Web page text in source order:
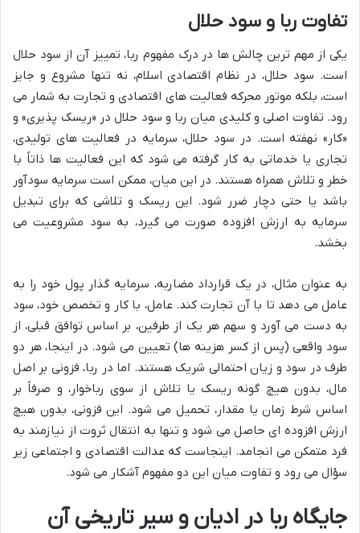
تفاوت ربا و سود حلال
یکی از مهم ترین چالش ها در درک مفهوم ربا، تمییز آن از سود حلال
است. سود حلال، در نظام اقتصادی اسلام، نه تنها مشروع و جایز
است، بلکه موتور محرکه فعالیت های اقتصادی و تجارت به شمار می
رود. تفاوت اصلی و کلیدی میان ربا و سود حلال در «ریسک پذیری» و
«کار» نهفته است. در سود حلال، سرمایه در فعالیت های تولیدی،
تجاری یا خدماتی به کار گرفته می شود که این فعالیت ها ذاتاً با
خطر و تلاش همراه هستند. در این میان، ممکن است سرمایه سودآور
باشد یا حتی دچار ضرر شود. این ریسک و تلاشی که برای تبدیل
سرمایه به ارزش افزوده صورت می گیرد، به سود مشروعیت می
بخشد.
به عنوان مثال، در یک قرارداد مضاربه، سرمایه گذار پول خود را به
عامل می دهد تا با آن تجارت کند. عامل، با کار و تخصص خود، سود
به دست می آورد و سهم هر یک از طرفین، بر اساس توافق قبلی، از
سود واقعی (پس از کسر هزینه ها) تعیین می شود. در اینجا، هر دو
طرف در سود و زیان احتمالی شریک هستند. اما در ربا، فزونی بر اصل
مال، بدون هیچ گونه ریسک یا تلاش از سوی رباخوار، و صرفاً بر
اساس شرط زمان یا مقدار، تحمیل می شود. این فزونی، بدون هیچ
ارزش افزوده ای حاصل می شود و تنها به انتقال ثروت از نیازمند به
فرد متمکن می انجامد. اینجاست که عدالت اقتصادی و اجتماعی زیر
سؤال می رود و تفاوت میان این دو مفهوم آشکار می شود.
جایگاه ربا در ادیان و سیر تاریخی آن